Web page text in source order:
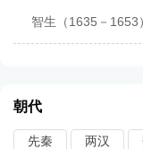
智生（1635－1653
朝代
先秦 两汉